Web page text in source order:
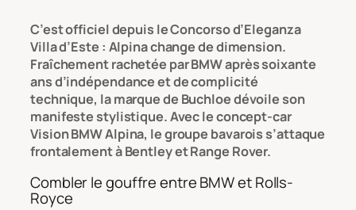
C’est officiel depuis le Concorso d’Eleganza
Villa d’Este : Alpina change de dimension.
Fraîchement rachetée par BMW après soixante
ans d’indépendance et de complicité
technique, la marque de Buchloe dévoile son
manifeste stylistique. Avec le concept-car
Vision BMW Alpina, le groupe bavarois s’attaque
frontalement à Bentley et Range Rover.
Combler le gouffre entre BMW et Rolls-
Royce